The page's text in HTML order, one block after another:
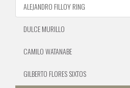
ALEJANDRO FILLOY RING
DULCE MURILLO
CAMILO WATANABE
GILBERTO FLORES SIXTOS